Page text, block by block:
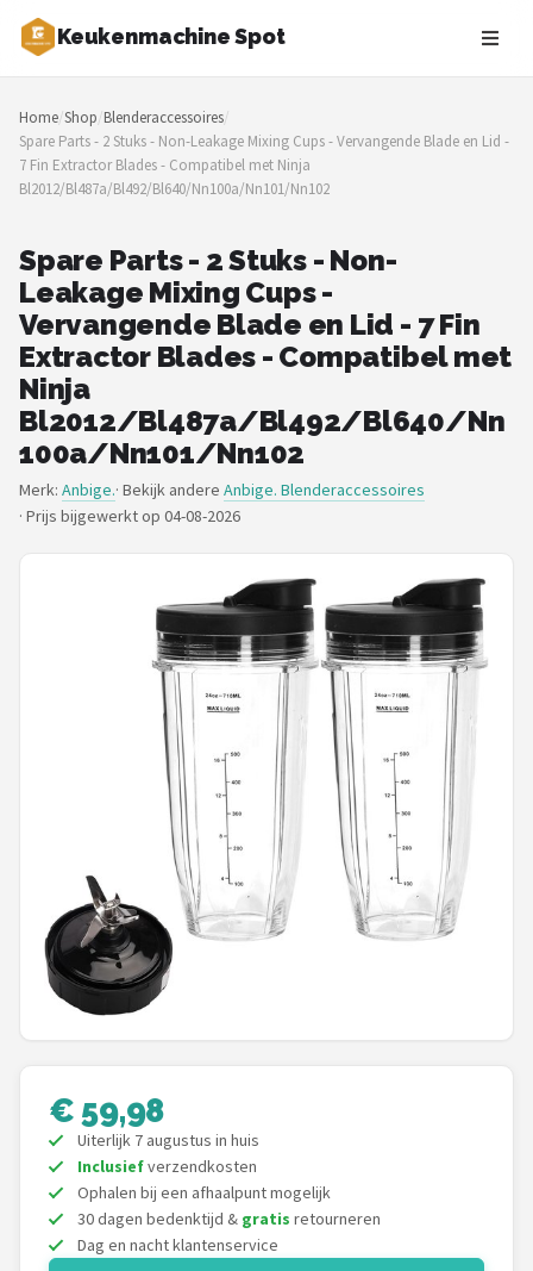
Keukenmachine Spot
Zoeken
NAVIGATIE
Shop
Blog
MasterChef
Restaurants
Keukenmachines
Staafmixers
POPULAIRE MERKEN
Magimix
Braun
Bardi
Nutribullet
KitchenBrothers
Philips
Home/Shop/Blenderaccessoires/
Spare Parts - 2 Stuks - Non-Leakage Mixing Cups - Vervangende Blade en Lid -
7 Fin Extractor Blades - Compatibel met Ninja
Bl2012/Bl487a/Bl492/Bl640/Nn100a/Nn101/Nn102
Spare Parts - 2 Stuks - Non-
Leakage Mixing Cups -
Vervangende Blade en Lid - 7 Fin
Extractor Blades - Compatibel met
Ninja
Bl2012/Bl487a/Bl492/Bl640/Nn
100a/Nn101/Nn102
Merk: Anbige.· Bekijk andere Anbige. Blenderaccessoires
· Prijs bijgewerkt op 04-08-2026
€ 59,98
Uiterlijk 7 augustus in huis
Inclusiefverzendkosten
Ophalen bij een afhaalpunt mogelijk
30 dagen bedenktijd & gratis retourneren
Dag en nacht klantenservice